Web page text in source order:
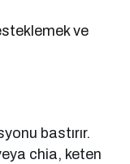
ve
bastırır.
chia, keten